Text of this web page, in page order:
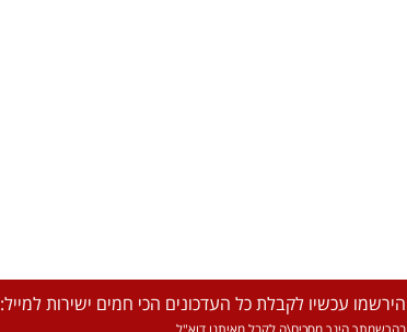
הירשמו עכשיו לקבלת כל העדכונים הכי חמים ישירות למייל: